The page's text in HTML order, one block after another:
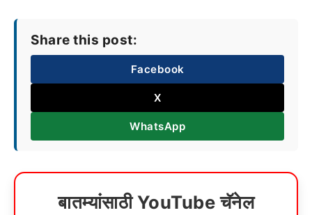
Share this post:
Facebook
X
WhatsApp
बातम्यांसाठी YouTube चॅनेल